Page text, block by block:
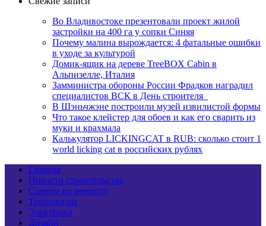
Во Владивостоке презентовали проект жилой
застройки на 400 га у сопки Синяя
Почему малина вырождается: 4 фатальные ошибки
в уходе за культурой
Домик-ящик на дереве TreeBOX Cabin в
Альпизелле, Италия
Замминистра обороны России Фрадков наградил
специалистов ВСК в День строителя
В Шэньчжэне построили музей извилистой формы
Что такое клейстер для обоев и как его сварить из
муки и крахмала
Калькулятор LICKINGCAT в RUB: сколько стоит 1
world licking cat в российских рублях
Главная
Новости строительства
Советы по ремонту
Технологии
Электрика
Дизайн